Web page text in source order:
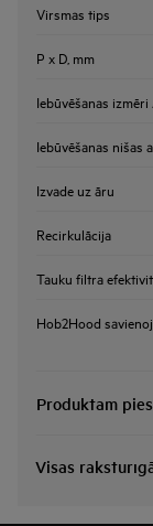
Virsmas tips
P x D, mm
Iebūvēšanas izmēri
Iebūvēšanas nišas
Izvade uz āru
Recirkulācija
Tauku filtra
Hob2Hood
Produktam
Visas